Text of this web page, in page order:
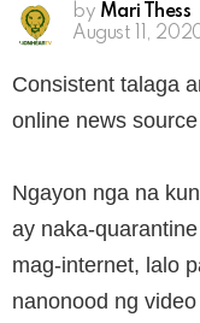
by Mari Thess
August 11,
Consistent talaga
online news
Ngayon nga na
ay naka-
mag-internet, lalo
nanonood ng